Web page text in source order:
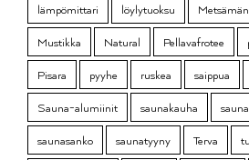
lämpömittari
löylytuoksu
Mustikka
Natural Pellavafrotee
Pisara
pyyhe ruskea saippua
Sauna-alumiinit
saunakauha
saunasanko
saunatyyny Terva